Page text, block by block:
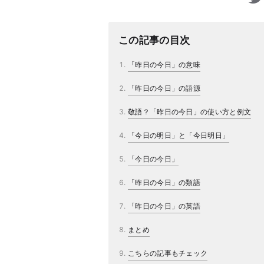
この記事の目次
「昨日の今日」の意味
「昨日の今日」の語源
敬語？「昨日の今日」の使い方と例文
「今日の明日」と「今日明日」
「今日の今日」
「昨日の今日」の類語
「昨日の今日」の英語
まとめ
こちらの記事もチェック